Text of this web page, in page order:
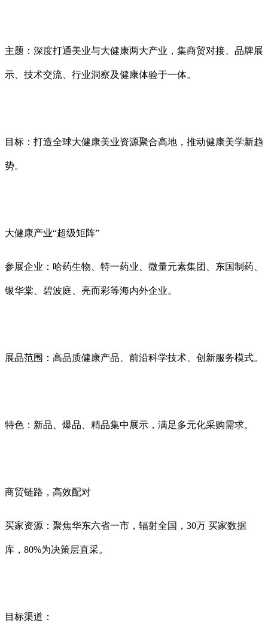
主题：深度打通美业与大健康两大产业，集商贸对接、品牌展
示、技术交流、行业洞察及健康体验于一体。
目标：打造全球大健康美业资源聚合高地，推动健康美学新趋
势。
大健康产业“超级矩阵”
参展企业：哈药生物、特一药业、微量元素集团、东国制药、
银华棠、碧波庭、亮而彩等海内外企业。
展品范围：高品质健康产品、前沿科学技术、创新服务模式。
特色：新品、爆品、精品集中展示，满足多元化采购需求。
商贸链路，高效配对
买家资源：聚焦华东六省一市，辐射全国，30万 买家数据
库，80%为决策层直采。
目标渠道：